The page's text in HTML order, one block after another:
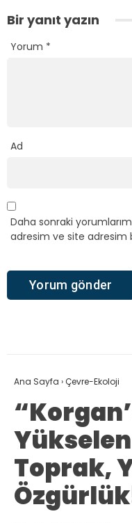
Bir yanıt yazın
Yorum *
Ad
Daha sonraki
adresim ve site adresim
Ana Sayfa ›Çevre-Ekoloji
Yükselen
Toprak,